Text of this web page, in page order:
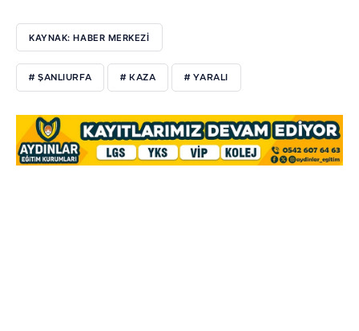
KAYNAK: HABER MERKEZİ
# ŞANLIURFA # KAZA # YARALI